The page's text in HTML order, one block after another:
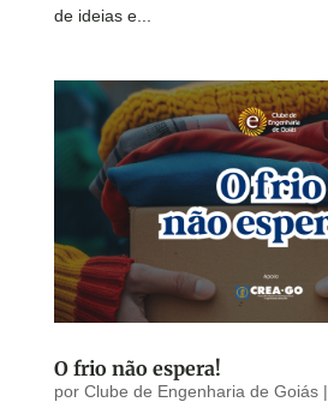
de ideias e...
O frio não espera!
por Clube de Engenharia de Goiás|